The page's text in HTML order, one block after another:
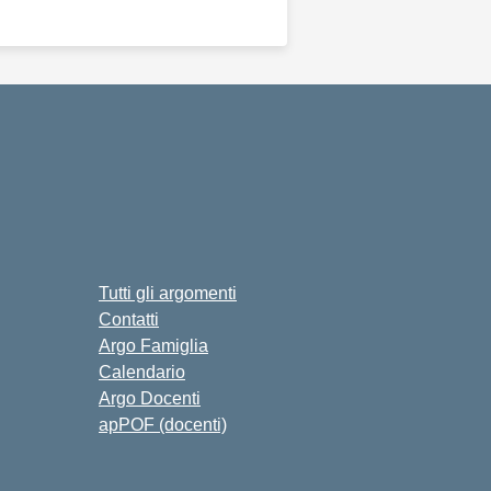
Tutti gli argomenti
Contatti
Argo Famiglia
Calendario
Argo Docenti
apPOF (docenti)